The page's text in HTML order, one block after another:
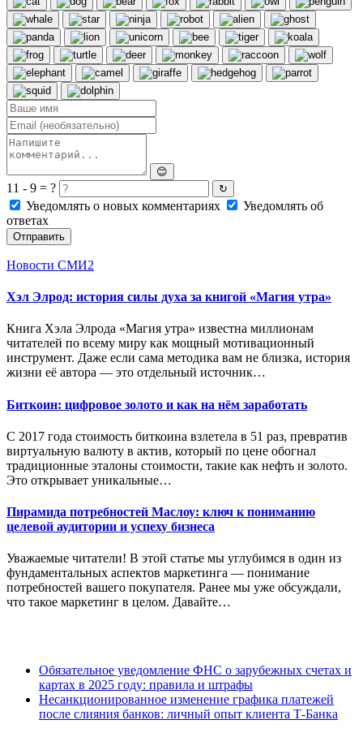
😊
11 - 9 = ? ↻
Уведомлять о новых комментариях
Уведомлять об
ответах
Отправить
Новости СМИ2
Хэл Элрод: история силы духа за книгой «Магия утра»
Книга Хэла Элрода «Магия утра» известна миллионам
читателей по всему миру как мощный мотивационный
инструмент. Даже если сама методика вам не близка, история
жизни её автора — это отдельный источник…
Биткоин: цифровое золото и как на нём заработать
С 2017 года стоимость биткоина взлетела в 51 раз, превратив
виртуальную валюту в актив, который по цене обогнал
традиционные эталоны стоимости, такие как нефть и золото.
Это открывает уникальные…
Пирамида потребностей Маслоу: ключ к пониманию
целевой аудитории и успеху бизнеса
Уважаемые читатели! В этой статье мы углубимся в один из
фундаментальных аспектов маркетинга — понимание
потребностей вашего покупателя. Ранее мы уже обсуждали,
что такое маркетинг в целом. Давайте…
Обязательное уведомление ФНС о зарубежных счетах и
картах в 2025 году: правила и штрафы
Несанкционированное изменение графика платежей
после слияния банков: личный опыт клиента Т-Банка